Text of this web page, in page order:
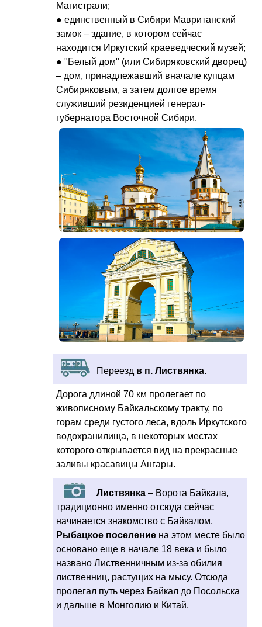
Магистрали;
● единственный в Сибири Мавританский
замок – здание, в котором сейчас
находится Иркутский краеведческий музей;
● "Белый дом" (или Сибиряковский дворец)
– дом, принадлежавший вначале купцам
Сибиряковым, а затем долгое время
служивший резиденцией генерал-
губернатора Восточной Сибири.
Переезд в п. Листвянка.
Дорога длиной 70 км пролегает по
живописному Байкальскому тракту, по
горам среди густого леса, вдоль Иркутского
водохранилища, в некоторых местах
которого открывается вид на прекрасные
заливы красавицы Ангары.
Листвянка – Ворота Байкала,
традиционно именно отсюда сейчас
начинается знакомство с Байкалом.
Рыбацкое поселение на этом месте было
основано еще в начале 18 века и было
названо Лиственничным из-за обилия
лиственниц, растущих на мысу. Отсюда
пролегал путь через Байкал до Посольска
и дальше в Монголию и Китай.